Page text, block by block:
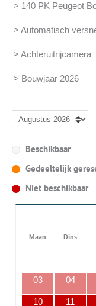
> 140 PK Peugeot
> Automatisch
> Achteruitrijcamera
> Bouwjaar 2026
Beschikbaar
Gedeeltelijk
Niet beschikbaar
Maan Dins
03 04
10 11